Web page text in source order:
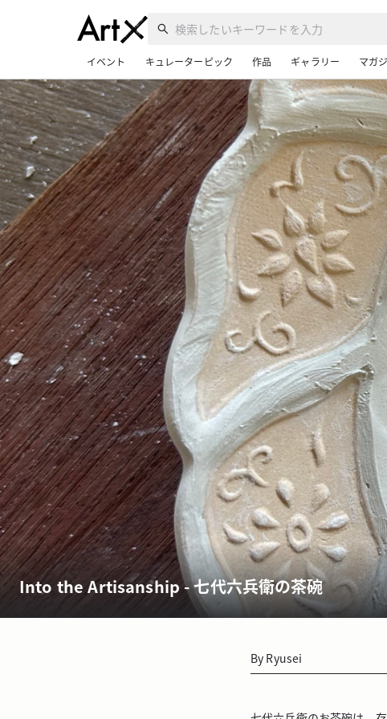
検索したいキーワードを入力
イベント キュレーターピック 作品 ギャラリー マガ
Into the Artisanship - 七代六兵衛の茶碗
By Ryusei